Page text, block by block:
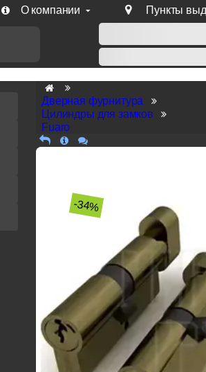
О компании Пункты
заказе от 50 тыс. руб продукции
Дверная фурнитура
Цилиндры для замков
Fuaro
-34%